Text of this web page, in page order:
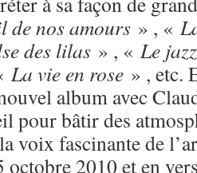
de nos amours » , «
des lilas » , « Le
La vie en rose » , etc.
album avec
pour bâtir des
voix fascinante de
2010 et en